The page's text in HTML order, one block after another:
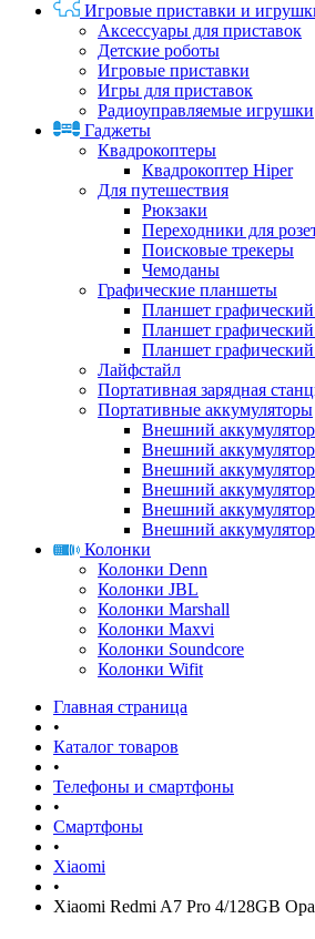
Игровые приставки и
Аксессуары для приставок
Детские роботы
Игровые приставки
Игры для приставок
Радиоуправляемые игрушки
Гаджеты
Квадрокоптеры
Квадрокоптер Hiper
Для путешествия
Рюкзаки
Переходники для
Поисковые трекеры
Чемоданы
Графические планшеты
Планшет
Планшет
Планшет
Лайфстайл
Портативная зарядная
Портативные аккумуляторы
Внешний
Внешний
Внешний
Внешний
Внешний
Внешний
Колонки
Колонки Denn
Колонки JBL
Колонки Marshall
Колонки Maxvi
Колонки Soundcore
Колонки Wifit
Главная страница
•
Каталог товаров
•
Телефоны и смартфоны
•
Смартфоны
•
Xiaomi
•
Xiaomi Redmi A7 Pro 4/128GB